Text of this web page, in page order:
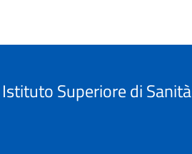
Istituto Superiore di Sanità